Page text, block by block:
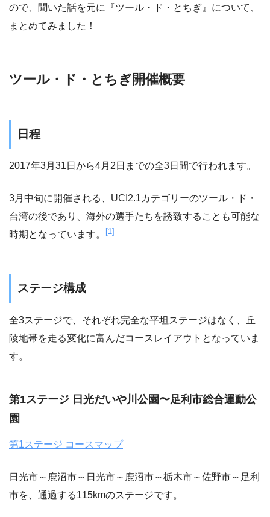
ので、聞いた話を元に『ツール・ド・とちぎ』について、
まとめてみました！
ツール・ド・とちぎ開催概要
日程
2017年3月31日から4月2日までの全3日間で行われます。
3月中旬に開催される、UCI2.1カテゴリーのツール・ド・
台湾の後であり、海外の選手たちを誘致することも可能な
時期となっています。
[1]
ステージ構成
全3ステージで、それぞれ完全な平坦ステージはなく、丘
陵地帯を走る変化に富んだコースレイアウトとなっていま
す。
第1ステージ 日光だいや川公園〜足利市総合運動公
園
第1ステージ コースマップ
日光市～鹿沼市～日光市～鹿沼市～栃木市～佐野市～足利
市を、通過する115kmのステージです。